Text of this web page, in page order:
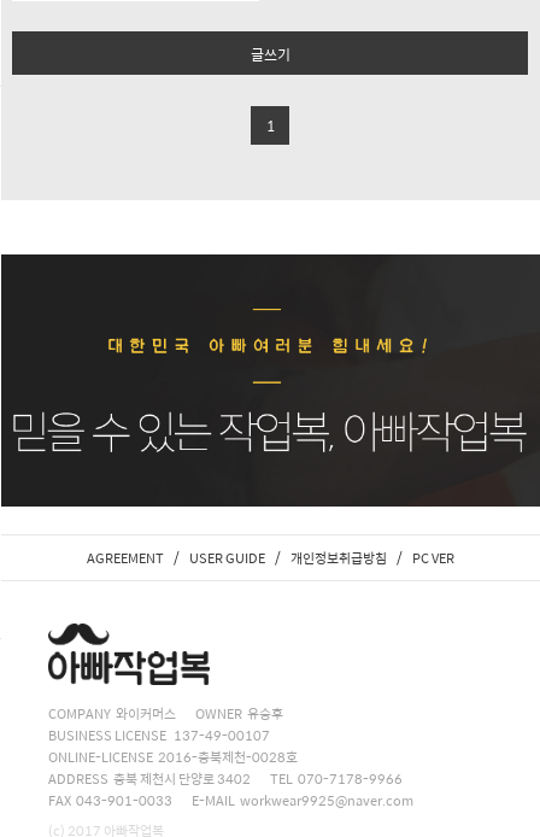
글쓰기
1
AGREEMENT / USER GUIDE / 개인정보취급방침 / PC VER
COMPANY 와이커머스
OWNER 유승후
BUSINESS LICENSE 137-49-00107
ONLINE-LICENSE 2016-충북제천-0028호
ADDRESS 충북 제천시 단양로 3402
TEL 070-7178-9966
FAX 043-901-0033
E-MAILworkwear9925@naver.com
(c) 2017 아빠작업복